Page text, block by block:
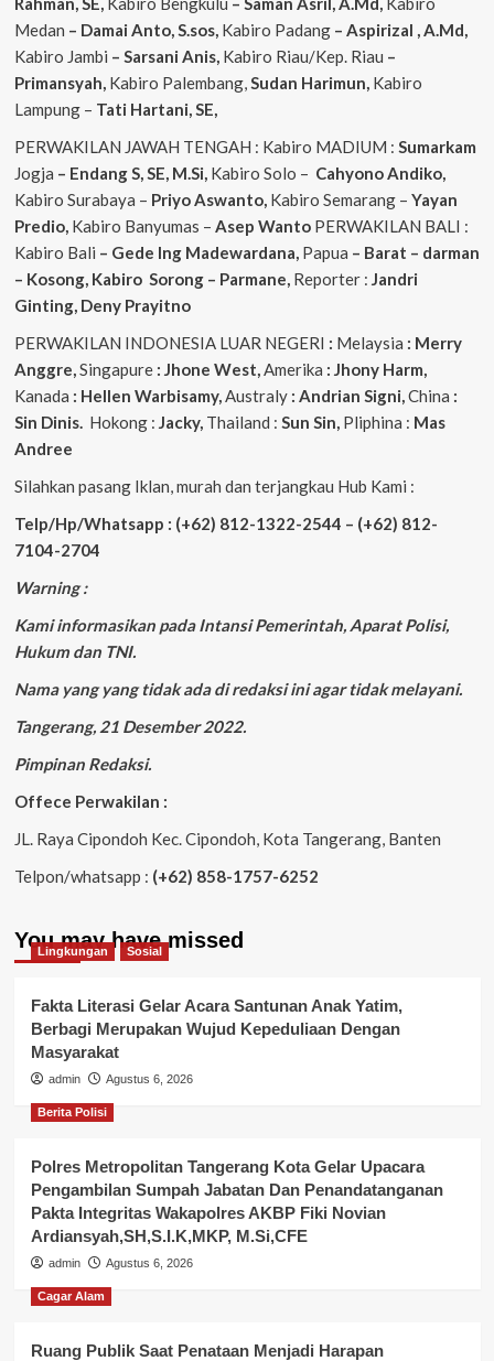
Medan – Damai Anto, S.sos, Kabiro Padang– Aspirizal , A.Md,
Kabiro Jambi – Sarsani Anis, Kabiro Riau/Kep. Riau –
Primansyah, Kabiro Palembang,Sudan Harimun, Kabiro
Lampung – Tati Hartani, SE,
PERWAKILAN JAWAH TENGAH : Kabiro MADIUM : Sumarkam
Jogja – Endang S, SE, M.Si, Kabiro Solo – CahyonoAndiko,
Kabiro Surabaya – PriyoAswanto, Kabiro Semarang – Yayan
Predio, Kabiro Banyumas – Asep WantoPERWAKILAN BALI :
Kabiro Bali – Gede Ing Madewardana, Papua – Barat – darman
– Kosong, Kabiro Sorong – Parmane, Reporter : Jandri
Ginting, Deny Prayitno
PERWAKILAN INDONESIA LUAR NEGERI : Melaysia : Merry
Anggre,Singapure: Jhone West,Amerika : Jhony Harm,
Kanada : Hellen Warbisamy,Australy : Andrian Signi,China :
Sin Dinis. Hokong : Jacky, Thailand : Sun Sin, Pliphina : Mas
Andree
Silahkan pasang Iklan, murah dan terjangkau Hub Kami :
Telp/Hp/Whatsapp : (+62) 812-1322-2544 – (+62) 812-
7104-2704
Warning :
Kami informasikan pada Intansi Pemerintah, Aparat Polisi,
Hukum dan TNI.
Nama yang yang tidak ada di redaksi ini agar tidak melayani.
Tangerang, 21 Desember 2022.
Pimpinan Redaksi.
Offece Perwakilan :
JL. Raya Cipondoh Kec. Cipondoh, Kota Tangerang, Banten
Telpon/whatsapp : (+62) 858-1757-6252
You may have missed
Lingkungan Sosial
Fakta Literasi Gelar Acara Santunan Anak Yatim,
Berbagi Merupakan Wujud Kepeduliaan Dengan
Masyarakat
admin Agustus 6, 2026
Berita Polisi
Polres Metropolitan Tangerang Kota Gelar Upacara
Pengambilan Sumpah Jabatan Dan Penandatanganan
Pakta Integritas Wakapolres AKBP Fiki Novian
Ardiansyah,SH,S.I.K,MKP, M.Si,CFE
admin Agustus 6, 2026
Cagar Alam
Ruang Publik Saat Penataan Menjadi Harapan